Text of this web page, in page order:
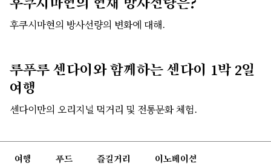
후쿠시마현의 현재 방사선량은?
후쿠시마현의 방사선량의 변화에 대해.
루푸루 센다이와 함께하는 센다이 1박 2일
여행
센다이만의 오리지널 먹거리 및 전통문화 체험.
여행 푸드 즐길거리 이노베이션